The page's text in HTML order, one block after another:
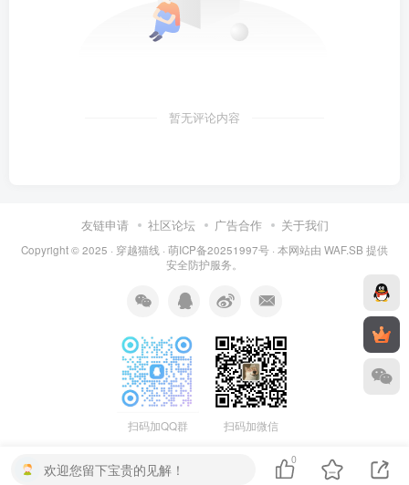
暂无评论内容
友链申请 社区论坛 广告合作 关于我们
Copyright © 2025 · 穿越猫线 · 萌ICP备20251997号 · 本网站由 WAF.SB 提供
安全防护服务。
扫码加QQ群 扫码加微信
欢迎您留下宝贵的见解！
0